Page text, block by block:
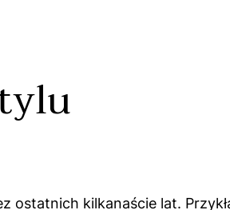
ostatnich kilkanaście lat.